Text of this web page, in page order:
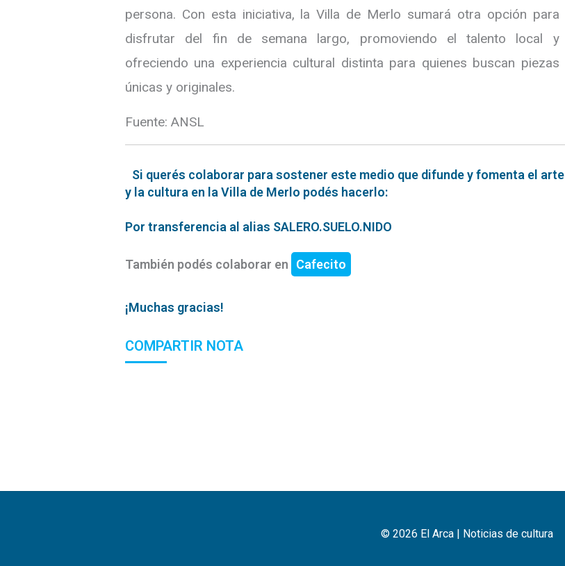
persona. Con esta iniciativa, la Villa de Merlo sumará otra opción para
disfrutar del fin de semana largo, promoviendo el talento local y
ofreciendo una experiencia cultural distinta para quienes buscan piezas
únicas y originales.
Fuente: ANSL
Si querés colaborar para sostener este medio que difunde y fomenta el arte
y la cultura en la Villa de Merlo podés hacerlo:
Por transferencia al alias SALERO.SUELO.NIDO
También podés colaborar en Cafecito
¡Muchas gracias!
COMPARTIR NOTA
© 2026 El Arca | Noticias de cultura